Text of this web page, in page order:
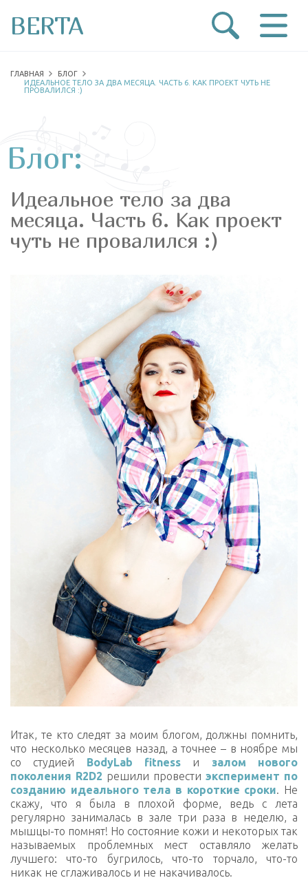
BERTA
ГЛАВНАЯ
БЛОГ
ИДЕАЛЬНОЕ ТЕЛО ЗА ДВА МЕСЯЦА. ЧАСТЬ 6. КАК ПРОЕКТ ЧУТЬ НЕ
ПРОВАЛИЛСЯ :)
Блог:
Идеальное тело за два
месяца. Часть 6. Как проект
чуть не провалился :)
Итак, те кто следят за моим блогом, должны помнить,
что несколько месяцев назад, а точнее – в ноябре мы
cо студией BodyLab fitness и залом нового
поколения R2D2 решили провести эксперимент по
созданию идеального тела в короткие сроки. Не
скажу, что я была в плохой форме, ведь с лета
регулярно занималась в зале три раза в неделю, а
мышцы-то помнят! Но состояние кожи и некоторых так
называемых проблемных мест оставляло желать
лучшего: что-то бугрилось, что-то торчало, что-то
никак не сглаживалось и не накачивалось.